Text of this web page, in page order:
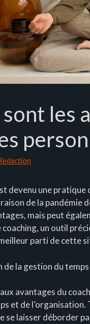
les
devenu une pratique
de la
mais peut
coaching, un outil
parti de cette
la gestion du
avantages du
et de
se laisser déborder